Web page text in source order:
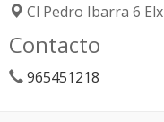
Cl Pedro Ibarra 6 Elx
Contacto
965451218